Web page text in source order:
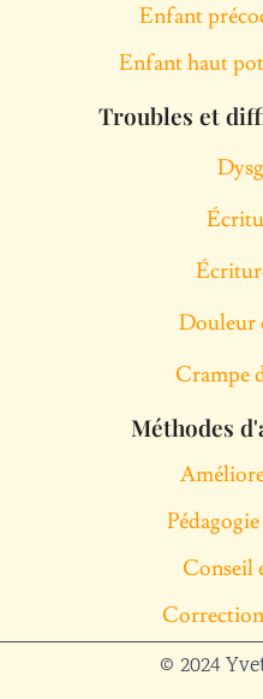
Enfant
Enfant haut
Troubles et
Douleur
Crampe
Méthodes
Conseil
© 2024